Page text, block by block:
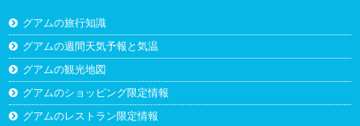
グアムの旅行知識
グアムの週間天気予報と気温
グアムの観光地図
グアムのショッピング限定情報
グアムのレストラン限定情報